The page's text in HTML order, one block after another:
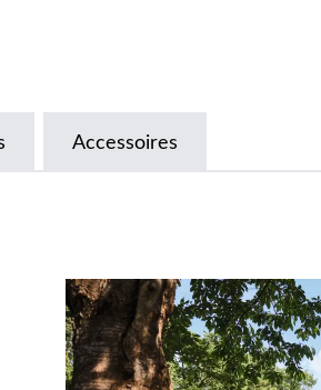
Accessoires